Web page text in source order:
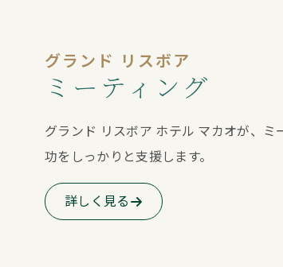
グランド リスボア
ミーティング
グランド リスボア ホテル マカオが、ミ
功をしっかりと支援します。
詳しく見る